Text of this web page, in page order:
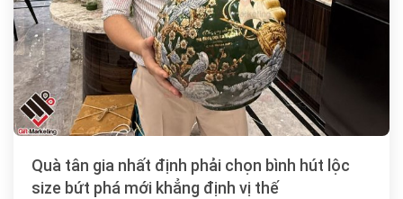
Quà tân gia nhất định phải chọn bình hút lộc
size bứt phá mới khẳng định vị thế